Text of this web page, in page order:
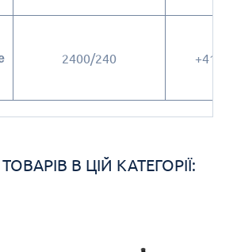
2400/240 +41
В ЦІЙ КАТЕГОРІЇ: